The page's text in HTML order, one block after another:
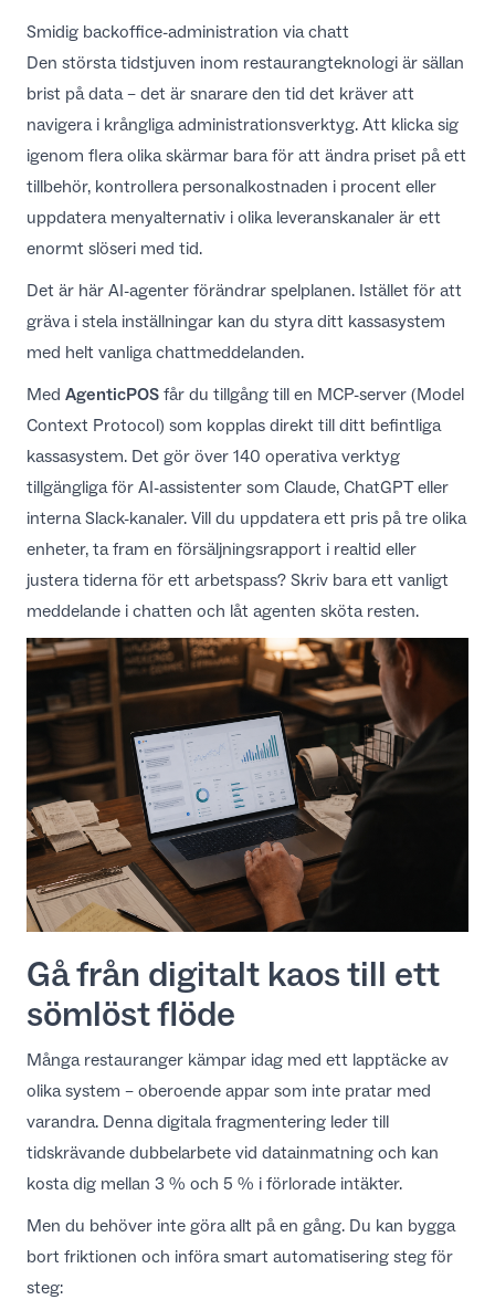
Smidig backoffice-administration via chatt
Den största tidstjuven inom restaurangteknologi är sällan
brist på data – det är snarare den tid det kräver att
navigera i krångliga administrationsverktyg. Att klicka sig
igenom flera olika skärmar bara för att ändra priset på ett
tillbehör, kontrollera personalkostnaden i procent eller
uppdatera menyalternativ i olika leveranskanaler är ett
enormt slöseri med tid.
Det är här AI-agenter förändrar spelplanen. Istället för att
gräva i stela inställningar kan du styra ditt kassasystem
med helt vanliga chattmeddelanden.
Med AgenticPOS får du tillgång till en MCP-server (Model
Context Protocol) som kopplas direkt till ditt befintliga
kassasystem. Det gör över 140 operativa verktyg
tillgängliga för AI-assistenter som Claude, ChatGPT eller
interna Slack-kanaler. Vill du uppdatera ett pris på tre olika
enheter, ta fram en försäljningsrapport i realtid eller
justera tiderna för ett arbetspass? Skriv bara ett vanligt
meddelande i chatten och låt agenten sköta resten.
Gå från digitalt kaos till ett
sömlöst flöde
Många restauranger kämpar idag med ett lapptäcke av
olika system – oberoende appar som inte pratar med
varandra. Denna digitala fragmentering leder till
tidskrävande dubbelarbete vid datainmatning och kan
kosta dig mellan 3 % och 5 % i förlorade intäkter.
Men du behöver inte göra allt på en gång. Du kan bygga
bort friktionen och införa smart automatisering steg för
steg: